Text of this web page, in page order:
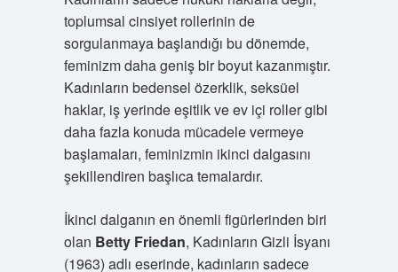
toplumsal cinsiyet rollerinin de
sorgulanmaya başlandığı bu dönemde,
feminizm daha geniş bir boyut kazanmıştır.
Kadınların bedensel özerklik, seksüel
haklar, iş yerinde eşitlik ve ev içi roller gibi
daha fazla konuda mücadele vermeye
başlamaları, feminizmin ikinci dalgasını
şekillendiren başlıca temalardır.
İkinci dalganın en önemli figürlerinden biri
olan Betty Friedan, Kadınların Gizli İsyanı
(1963) adlı eserinde, kadınların sadece